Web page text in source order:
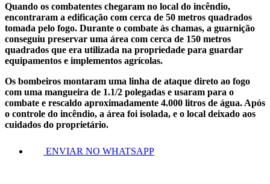
Quando os combatentes chegaram no local do incêndio,
encontraram a edificação com cerca de 50 metros quadrados
tomada pelo fogo. Durante o combate às chamas, a guarnição
conseguiu preservar uma área com cerca de 150 metros
quadrados que era utilizada na propriedade para guardar
equipamentos e implementos agrícolas.
Os bombeiros montaram uma linha de ataque direto ao fogo
com uma mangueira de 1.1/2 polegadas e usaram para o
combate e rescaldo aproximadamente 4.000 litros de água. Após
o controle do incêndio, a área foi isolada, e o local deixado aos
cuidados do proprietário.
ENVIAR NO WHATSAPP